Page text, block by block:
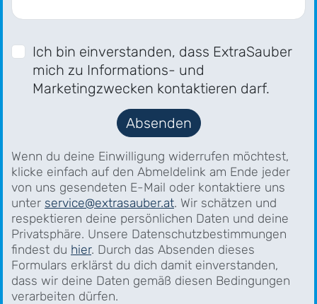
Ich bin einverstanden, dass ExtraSauber
mich zu Informations- und
Marketingzwecken kontaktieren darf.
Absenden
Wenn du deine Einwilligung widerrufen möchtest,
klicke einfach auf den Abmeldelink am Ende jeder
von uns gesendeten E-Mail oder kontaktiere uns
unter service@extrasauber.at. Wir schätzen und
respektieren deine persönlichen Daten und deine
Privatsphäre. Unsere Datenschutzbestimmungen
findest du hier. Durch das Absenden dieses
Formulars erklärst du dich damit einverstanden,
dass wir deine Daten gemäß diesen Bedingungen
verarbeiten dürfen.